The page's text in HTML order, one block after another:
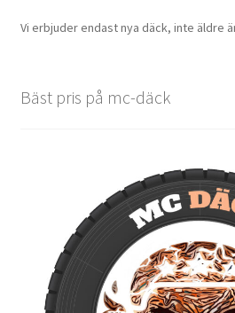
Vi erbjuder endast nya däck, inte äldre
Bäst pris på mc-däck